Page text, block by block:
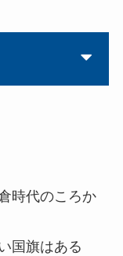
時代のころか
国旗はある